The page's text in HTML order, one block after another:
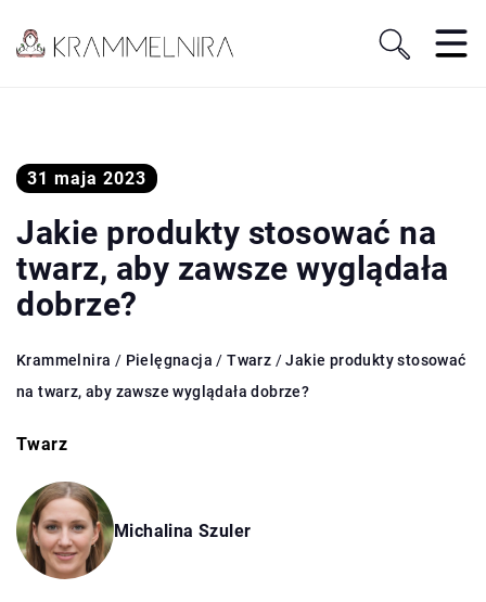
31 maja 2023
Jakie produkty stosować na
twarz, aby zawsze wyglądała
dobrze?
Krammelnira / Pielęgnacja /Twarz /Jakie produkty stosować
na twarz, aby zawsze wyglądała dobrze?
Twarz
Michalina Szuler